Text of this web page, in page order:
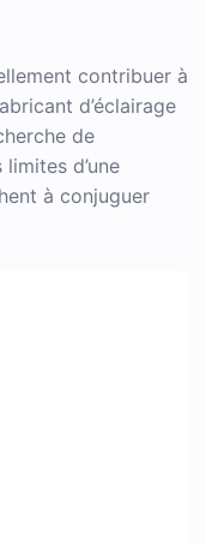
contribuer à
d’éclairage
de
d’une
à conjuguer